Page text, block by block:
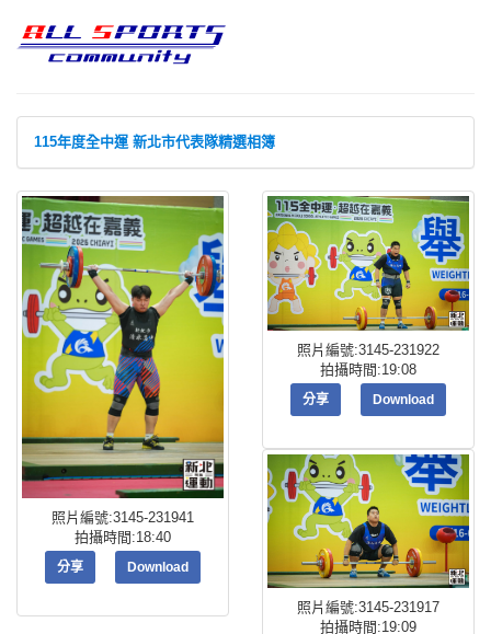
115年度全中運 新北市代表隊精選相簿
照片編號:3145-231941
拍攝時間:18:40
分享 Download
照片編號:3145-231922
拍攝時間:19:08
分享 Download
照片編號:3145-231917
拍攝時間:19:09